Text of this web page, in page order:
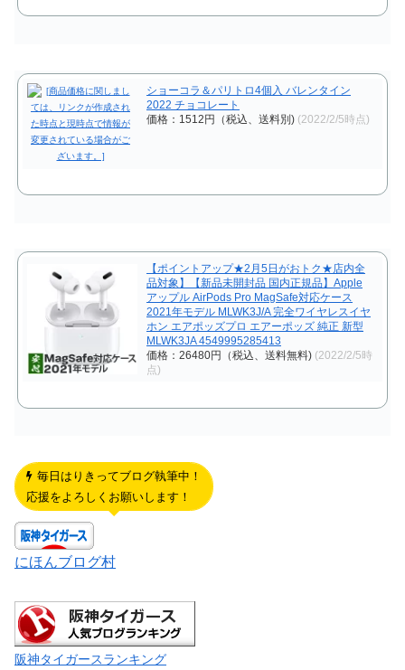
ショーコラ＆パリトロ4個入 バレンタイン
2022 チョコレート
価格：1512円（税込、送料別) (2022/2/5時点)
【ポイントアップ★2月5日がおトク★店内全
品対象】【新品未開封品 国内正規品】Apple
アップル AirPods Pro MagSafe対応ケース
2021年モデル MLWK3J/A 完全ワイヤレスイヤ
ホン エアポッズプロ エアーポッズ 純正 新型
MLWK3JA 4549995285413
価格：26480円（税込、送料無料) (2022/2/5時
点)
毎日はりきってブログ執筆中！
応援をよろしくお願いします！
にほんブログ村
阪神タイガースランキング